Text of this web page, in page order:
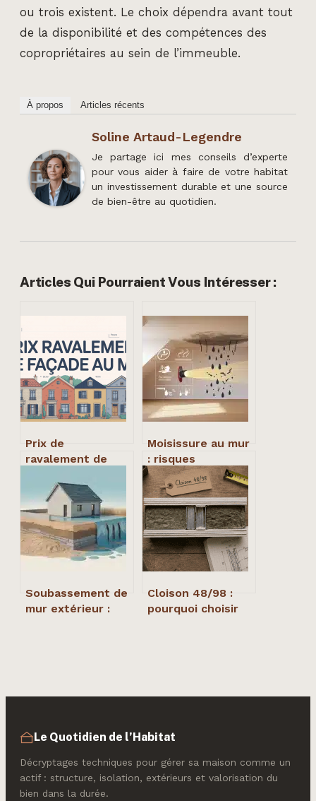
ou trois existent. Le choix dépendra avant tout
de la disponibilité et des compétences des
copropriétaires au sein de l’immeuble.
À propos Articles récents
Soline Artaud-Legendre
Je partage ici mes conseils d’experte
pour vous aider à faire de votre habitat
un investissement durable et une source
de bien-être au quotidien.
Articles Qui Pourraient Vous Intéresser :
Prix de
ravalement de
m², exemples et
aides
Moisissure au mur
: risques
sanitaires, causes
réelles et seuil
d’intervention
critique
Soubassement de
mur extérieur :
Cloison 48/98 :
pourquoi choisir
Le Quotidien de l’Habitat
Décryptages techniques pour gérer sa maison comme un
actif : structure, isolation, extérieurs et valorisation du
bien dans la durée.